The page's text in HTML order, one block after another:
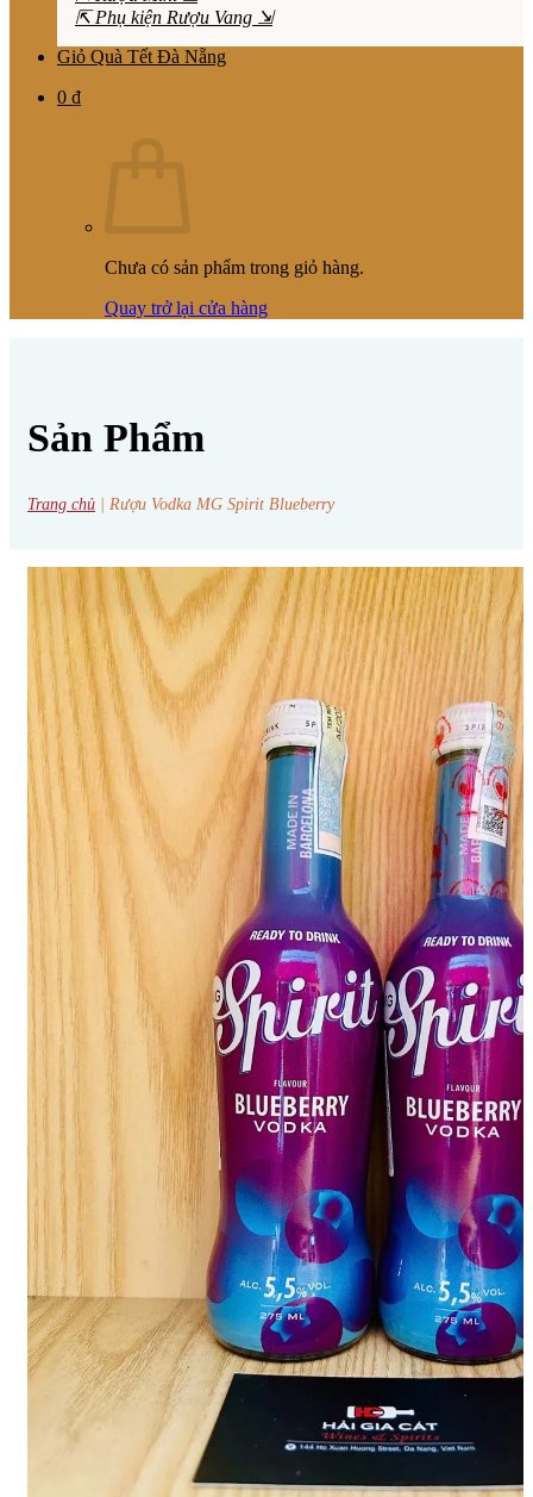
⇱ Phụ kiện Rượu Vang ⇲
Giỏ Quà Tết Đà Nẵng
0 ₫
Chưa có sản phẩm trong giỏ hàng.
Quay trở lại cửa hàng
Sản Phẩm
Trang chủ Rượu Vodka MG Spirit Blueberry